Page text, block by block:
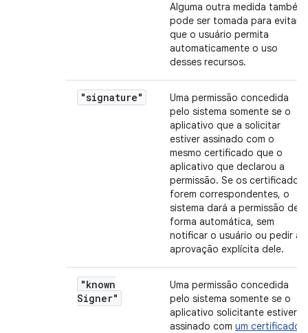
Alguma outra medida também
pode ser tomada para evitar
que o usuário permita
automaticamente o uso
desses recursos.
"signature"
Uma permissão concedida
pelo sistema somente se o
aplicativo que a solicitar
estiver assinado com o
mesmo certificado que o
aplicativo que declarou a
permissão. Se os certificados
forem correspondentes, o
sistema dará a permissão de
forma automática, sem
notificar o usuário ou pedir a
aprovação explícita dele.
"known
Signer"
Uma permissão concedida
pelo sistema somente se o
aplicativo solicitante estiver
assinado com um certificado